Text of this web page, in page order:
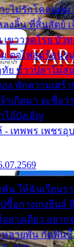
ะไม่รักโคลนตม
งลิ้น ที่สิ้นสัตย์
ขาวาดโรย บัว
ดุจไฟสุมร้อนรุ
ย ข้าวปลาไม่ส
อง พักความเศร้
จ้าเกิดมา จะชื่อ
ไอ้บังเอิญ
- เทพพร เพชรอุ
พัน ให้ฉันเรียน
ซื้อกางเกงยีนส์
อย่างเดียว อยา
ลายพัน กัดฟันซื้